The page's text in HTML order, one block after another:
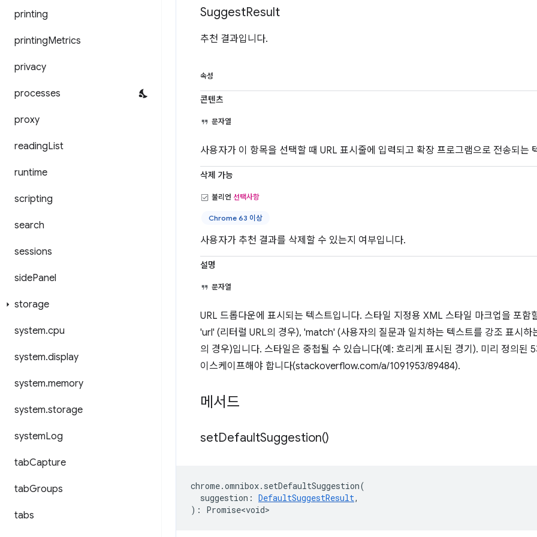
printing
printingMetrics
privacy
processes
proxy
readingList
runtime
scripting
search
sessions
sidePanel
storage
system.cpu
system.display
system.memory
system.storage
systemLog
tabCapture
tabGroups
tabs
SuggestResult
추천 결과입니다.
속성
콘텐츠
문자열
사용자가 이 항목을 선택할 때 URL 표시줄에 입력되고 확장 프로그램으로 전송되는
삭제 가능
불리언 선택사항
Chrome 63 이상
사용자가 추천 결과를 삭제할 수 있는지 여부입니다.
설명
문자열
URL 드롭다운에 표시되는 텍스트입니다. 스타일 지정용 XML 스타일 마크업을 포함
'url' (리터럴 URL의 경우), 'match' (사용자의 질문과 일치하는 텍스트를 강조 표시하
의 경우)입니다. 스타일은 중첩될 수 있습니다(예: 흐리게 표시된 경기). 미리 정의된
이스케이프해야 합니다(stackoverflow.com/a/1091953/89484).
메서드
setDefaultSuggestion()
chrome.omnibox. setDefaultSuggestion(
suggestion : DefaultSuggestResult,
) : Promise<void>